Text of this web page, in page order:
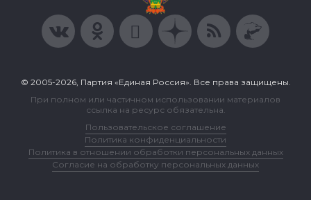
© 2005-2026, Партия «Единая Россия». Все права защищены.
При полном или частичном использовании материалов
ссылка на ресурс обязательна.
Пользовательское соглашение
Политика конфиденциальности
Политика в отношении обработки персональных данных
Согласие на обработку персональных данных